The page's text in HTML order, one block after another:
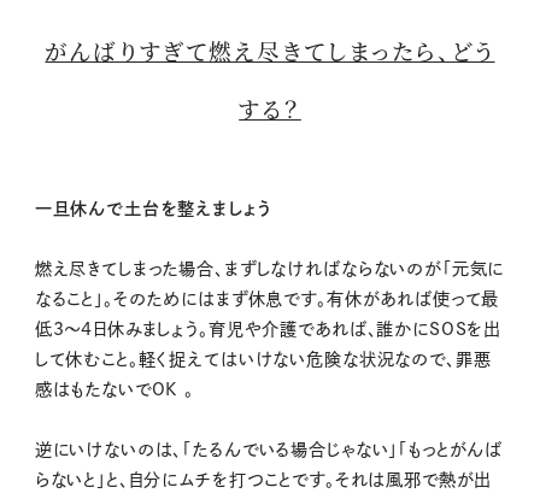
がんばりすぎて燃え尽きてしまったら、どう
する？
一旦休んで土台を整えましょう
燃え尽きてしまった場合、まずしなければならないのが「元気に
なること」。そのためにはまず休息です。有休があれば使って最
低3〜4日休みましょう。育児や介護であれば、誰かにSOSを出
して休むこと。軽く捉えてはいけない危険な状況なので、罪悪
感はもたないでOK 。
逆にいけないのは、「たるんでいる場合じゃない」「もっとがんば
らないと」と、自分にムチを打つことです。それは風邪で熱が出